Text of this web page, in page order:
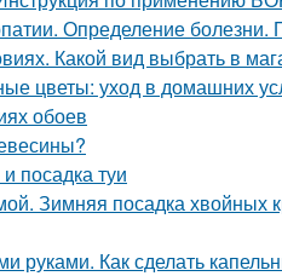
Определение болезни.
Какой вид выбрать в
цветы: уход в домашних
обоев
посадка туи
Зимняя посадка хвойных
руками. Как сделать